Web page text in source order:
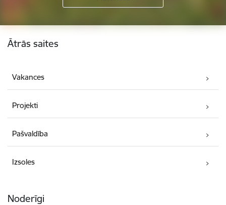
Kājene
Ātrās saites
Vakances
Projekti
Pašvaldība
Izsoles
Noderīgi